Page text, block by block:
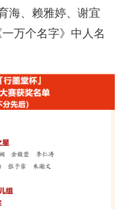
海、赖雅婷、谢宜
万个名字》中人名